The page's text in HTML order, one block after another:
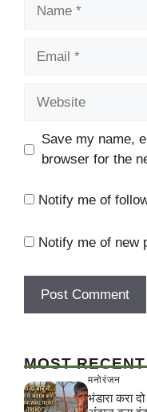
Save my name,
browser for the
Notify me of
Notify me of new
MOST RECENT
मनोरंजन
भंडारा करा